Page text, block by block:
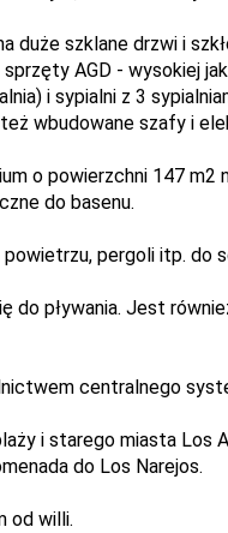
duże szklane drzwi i
AGD - wysokiej
i sypialni z 3
wbudowane szafy i
o powierzchni 147
do basenu.
pergoli itp. do
do pływania. Jest
centralnego
i starego miasta Los
do Los Narejos.
od willi.